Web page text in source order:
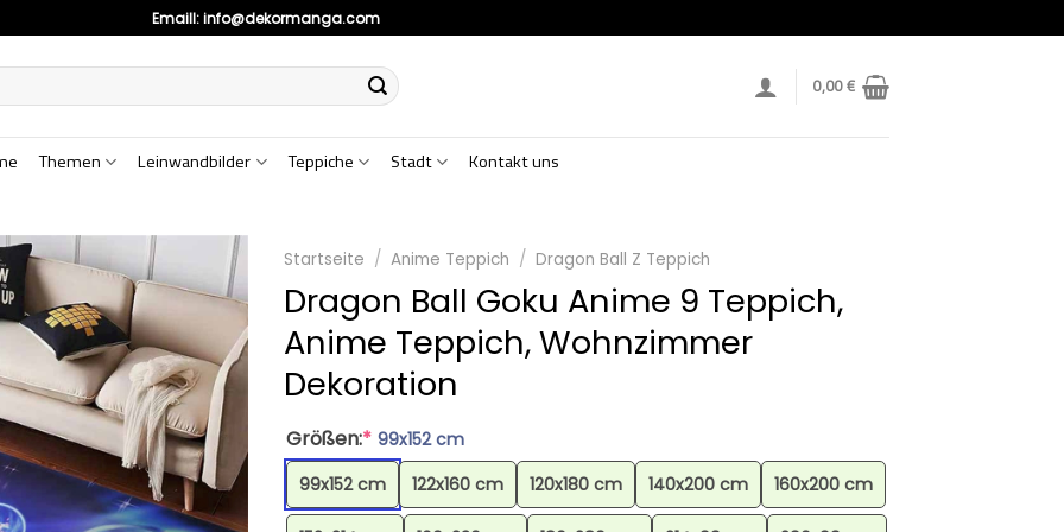
Emaill:info@dekormanga.com
0,00€
Themen Leinwandbilder Teppiche Stadt Kontakt uns
Startseite / Anime Teppich / Dragon Ball Z Teppich
Dragon Ball Goku Anime 9 Teppich,
Anime Teppich, Wohnzimmer
Dekoration
Größen:* 99x152 cm
99x152 cm
122x160 cm 120x180 cm 140x200 cm 160x200 cm